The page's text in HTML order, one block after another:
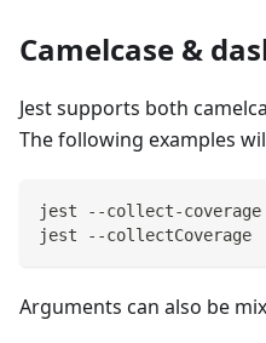
Camelcase &
Jest supports both
The following examples
jest --collect-coverage
jest --collectCoverage
Arguments can also be